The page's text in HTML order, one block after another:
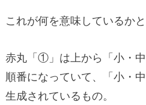
これが何を意味しているか
赤丸「①」は上から「小・
順番になっていて、「小・
生成されているもの。